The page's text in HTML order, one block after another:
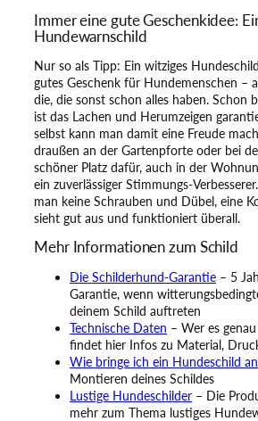
Immer eine gute Geschenkidee:
Hundewarnschild
Nur so als Tipp: Ein witziges
gutes Geschenk für Hundemenschen –
die, die sonst schon alles haben. Schon
ist das Lachen und Herumzeigen
selbst kann man damit eine Freude
draußen an der Gartenpforte oder bei
schöner Platz dafür, auch in der
ein zuverlässiger Stimmungs-
man keine Schrauben und Dübel, eine
sieht gut aus und funktioniert überall.
Mehr Informationen zum Schild
Die Schilderhund-Garantie – 5
Garantie, wenn
deinem Schild auftreten
Technische Daten – Wer es
findet hier Infos zu Material,
Wie bringe ich ein Hundeschild
Montieren deines Schildes
Lustige Hundeschilder – Die
mehr zum Thema lustiges